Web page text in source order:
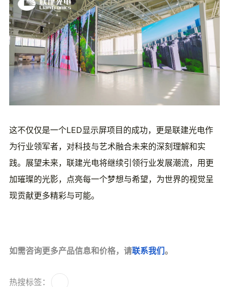
这不仅仅是一个LED显示屏项目的成功，更是联建光电作
为行业领军者，对科技与艺术融合未来的深刻理解和实
践。展望未来，联建光电将继续引领行业发展潮流，用更
加璀璨的光影，点亮每一个梦想与希望，为世界的视觉呈
现贡献更多精彩与可能。
如需咨询更多产品信息和价格，请联系我们 。
热搜标签：